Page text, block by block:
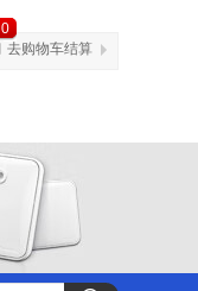
0
去购物车结算